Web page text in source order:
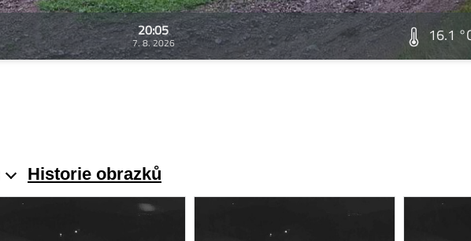
20:05
7. 8. 2026 16.1
Historie obrazků